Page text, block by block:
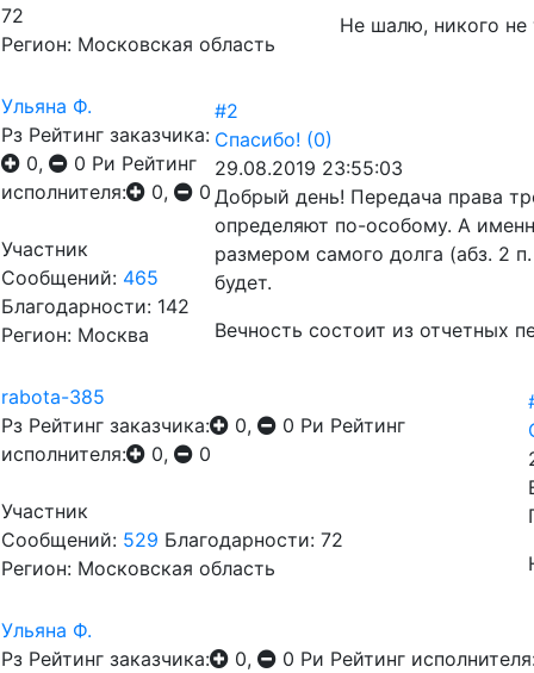
72
Регион: Московская область
Не шалю, никого не
Ульяна Ф.
Рз Рейтинг заказчика:
0,
0 Ри Рейтинг
исполнителя:
0, 0
Участник
Сообщений: 465
Благодарности: 142
Регион: Москва
#2
Спасибо! (0)
29.08.2019 23:55:03
Добрый день! Передача права
определяют по-особому. А
размером самого долга (абз. 2
будет.
Вечность состоит из отчетных
rabota-385
Рз Рейтинг заказчика: 0, 0 Ри Рейтинг
исполнителя:
0, 0
Участник
Сообщений: 529 Благодарности: 72
Регион: Московская область
Ульяна Ф.
Рз Рейтинг заказчика: 0, 0 Ри Рейтинг